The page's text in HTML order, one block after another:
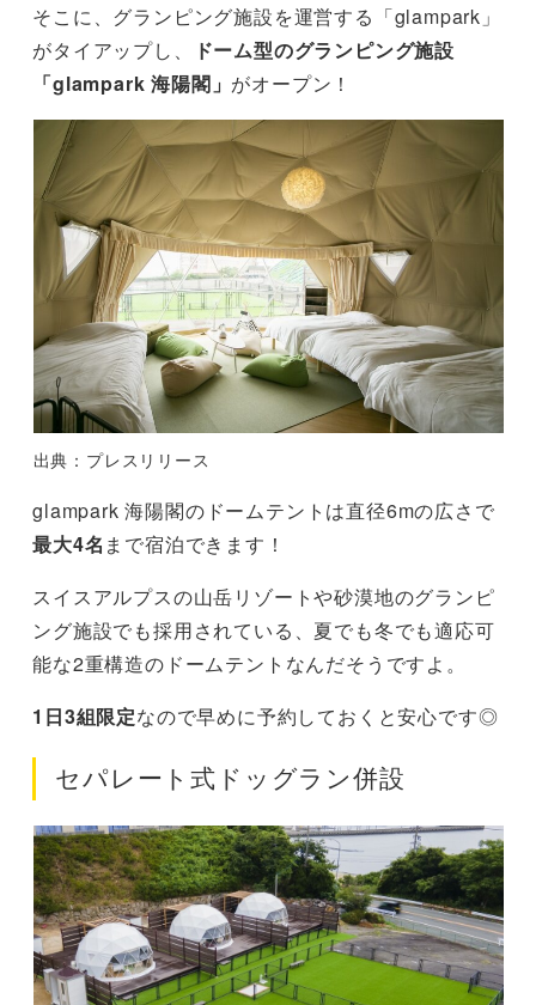
そこに、グランピング施設を運営する「glampark」
がタイアップし、
ドーム型のグランピング施設
「glampark 海陽閣」 がオープン！
出典：プレスリリース
glampark 海陽閣のドームテントは直径6mの広さで
最大4名 まで宿泊できます！
スイスアルプスの山岳リゾートや砂漠地のグランピ
ング施設でも採用されている、夏でも冬でも適応可
能な2重構造のドームテントなんだそうですよ。
1日3組限定なので早めに予約しておくと安心です◎
セパレート式ドッグラン併設